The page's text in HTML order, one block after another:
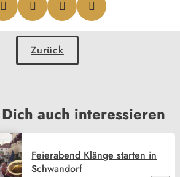
Zurück
auch interessieren
Feierabend Klänge starten in
Schwandorf